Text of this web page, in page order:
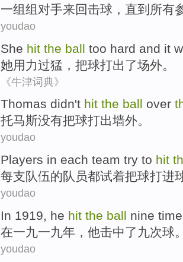
一组组对手来回击球 ， 直到 所有
youdao
She hit the ball too hard and it
她用力过猛， 把球打出了场外。
《牛津词典》
Thomas didn't hit the ball over
托马斯没有把球打出墙外。
youdao
Players in each team try to hit
每支队伍的队员都试着把球打进
youdao
In 1919, he hit the ball nine
在一九一九年， 他击中了 九次球
youdao